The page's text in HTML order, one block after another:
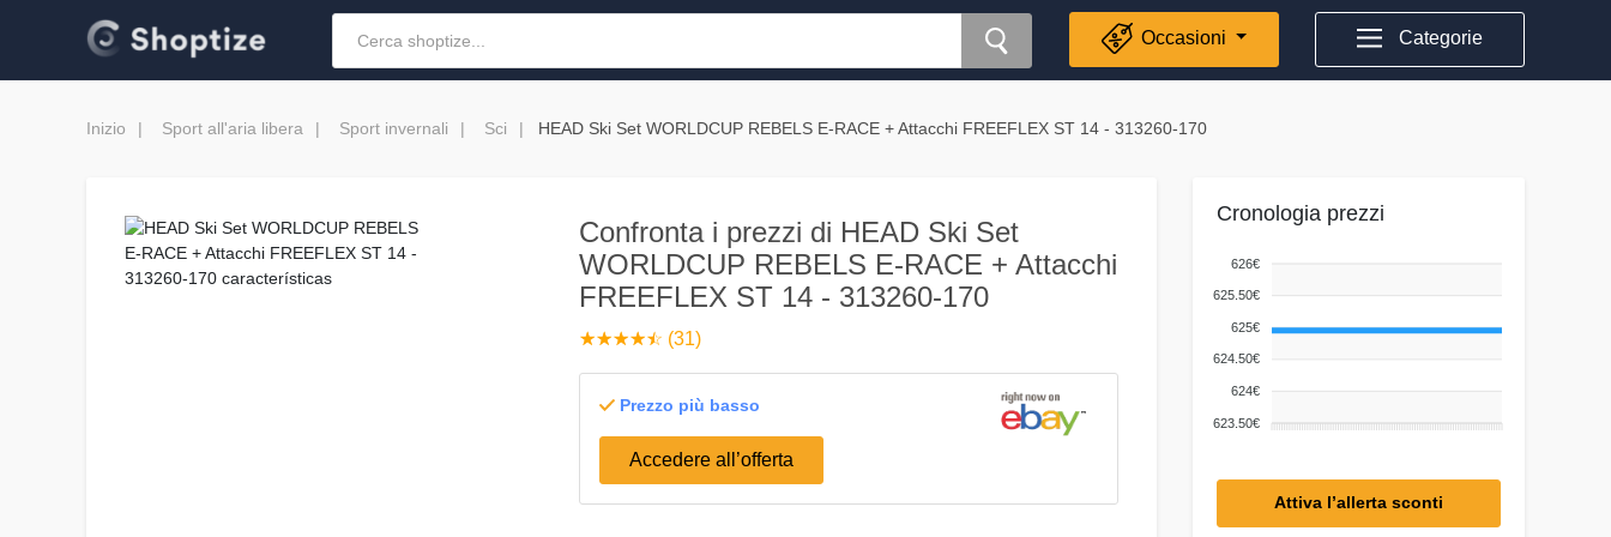
Occasioni Categorie
Inizio Sport all'aria libera Sport invernali Sci HEAD Ski Set WORLDCUP REBELS E-RACE + Attacchi FREEFLEX ST 14 - 313260-170
Confronta i prezzi di HEAD Ski Set
WORLDCUP REBELS E-RACE + Attacchi
FREEFLEX ST 14 - 313260-170
☆☆☆☆☆
★★★★★ (31)
Prezzo più basso
Accedere all’offerta
Cronologia prezzi
626€
625.50€
625€
624.50€
624€
623.50€
Attiva l’allerta sconti